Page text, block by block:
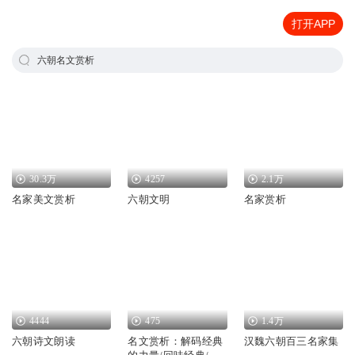
打开APP
六朝名文赏析
30.3万
名家美文赏析
4257
六朝文明
2.1万
名家赏析
4444
六朝诗文朗读
475
名文赏析：解码经典
1.4万
汉魏六朝百三名家集